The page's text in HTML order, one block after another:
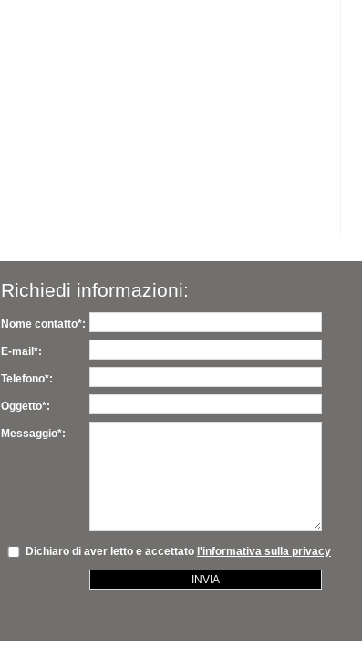
Richiedi informazioni:
Nome contatto*:
E-mail*:
Telefono*:
Oggetto*:
Messaggio*:
Dichiaro di aver letto e accettato l'informativa sulla privacy